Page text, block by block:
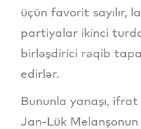
üçün favorit sayılır,
partiyalar ikinci
birləşdirici rəqib
edirlər.
Bununla yanaşı,
Jan-Lük